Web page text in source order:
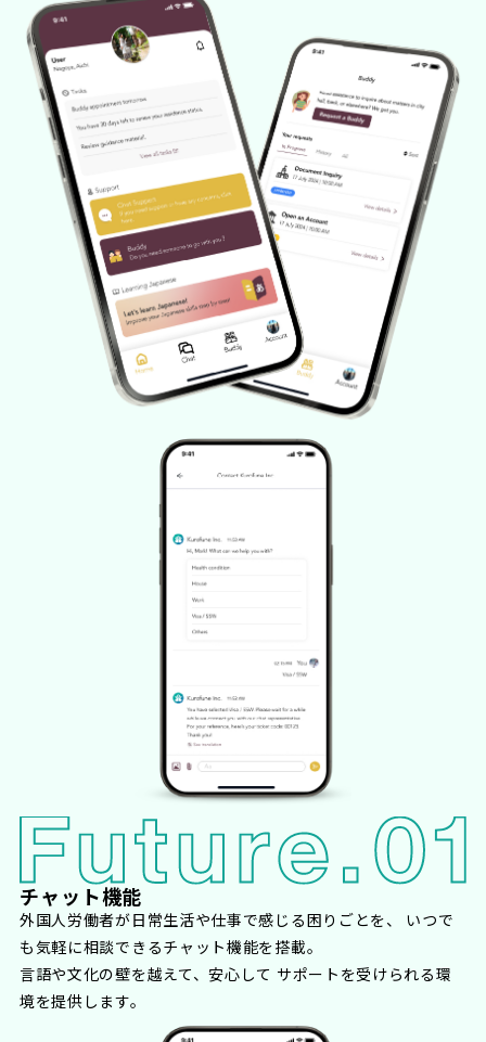
チャット機能
外国人労働者が日常生活や仕事で感じる困りごとを、 いつで
も気軽に相談できるチャット機能を搭載。
言語や文化の壁を越えて、安心して サポートを受けられる環
境を提供します。